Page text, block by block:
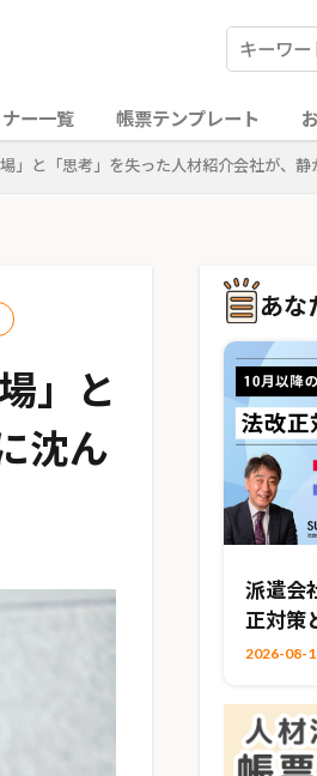
ー一覧 帳票テンプレート
と「思考」を失った人材紹介会社が、静
」と
沈ん
あな
派遣会
正対策
2026-08-